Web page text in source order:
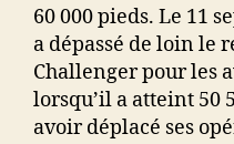
60 000 pieds. Le 11
a dépassé de loin le
Challenger pour les
lorsqu’il a atteint 50
avoir déplacé ses